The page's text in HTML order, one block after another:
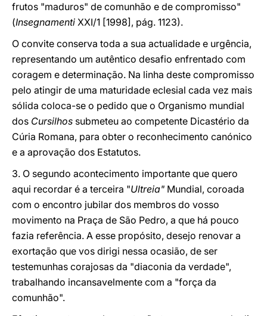
frutos "maduros" de comunhão e de compromisso"
(Insegnamenti XXI/1 [1998], pág. 1123).
O convite conserva toda a sua actualidade e urgência,
representando um autêntico desafio enfrentado com
coragem e determinação. Na linha deste compromisso
pelo atingir de uma maturidade eclesial cada vez mais
sólida coloca-se o pedido que o Organismo mundial
dos Cursilhos submeteu ao competente Dicastério da
Cúria Romana, para obter o reconhecimento canónico
e a aprovação dos Estatutos.
3. O segundo acontecimento importante que quero
aqui recordar é a terceira "Ultreia" Mundial, coroada
com o encontro jubilar dos membros do vosso
movimento na Praça de São Pedro, a que há pouco
fazia referência. A esse propósito, desejo renovar a
exortação que vos dirigi nessa ocasião, de ser
testemunhas corajosas da "diaconia da verdade",
trabalhando incansavelmente com a "força da
comunhão".